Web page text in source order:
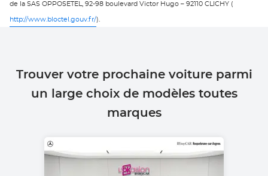
de la SAS OPPOSETEL, 92-98 boulevard Victor Hugo – 92110 CLICHY (
http://www.bloctel.gouv.fr/).
Trouver votre prochaine voiture parmi
un large choix de modèles toutes
marques